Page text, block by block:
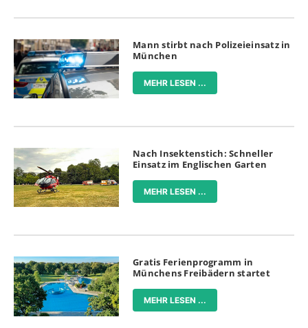
Mann stirbt nach Polizeieinsatz in
München
MEHR LESEN ...
Nach Insektenstich: Schneller
Einsatz im Englischen Garten
MEHR LESEN ...
Gratis Ferienprogramm in
Münchens Freibädern startet
MEHR LESEN ...